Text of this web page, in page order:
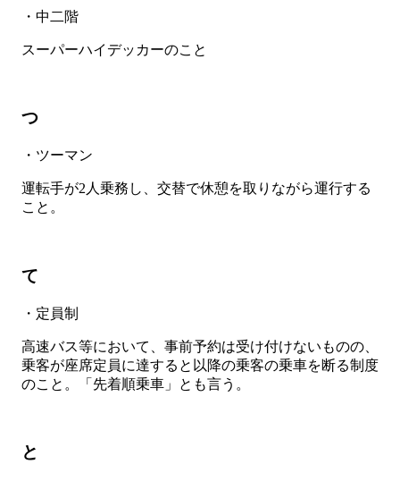
・中二階
スーパーハイデッカーのこと
つ
・ツーマン
運転手が2人乗務し、交替で休憩を取りながら運行する
こと。
て
・定員制
高速バス等において、事前予約は受け付けないものの、
乗客が座席定員に達すると以降の乗客の乗車を断る制度
のこと。「先着順乗車」とも言う。
と